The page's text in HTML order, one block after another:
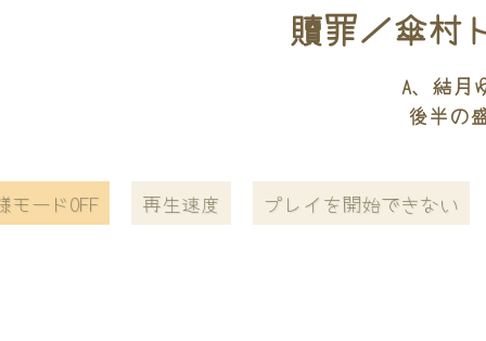
贖罪／傘
A、結月
後半の
モードOFF 再生速度 プレイを開始できない